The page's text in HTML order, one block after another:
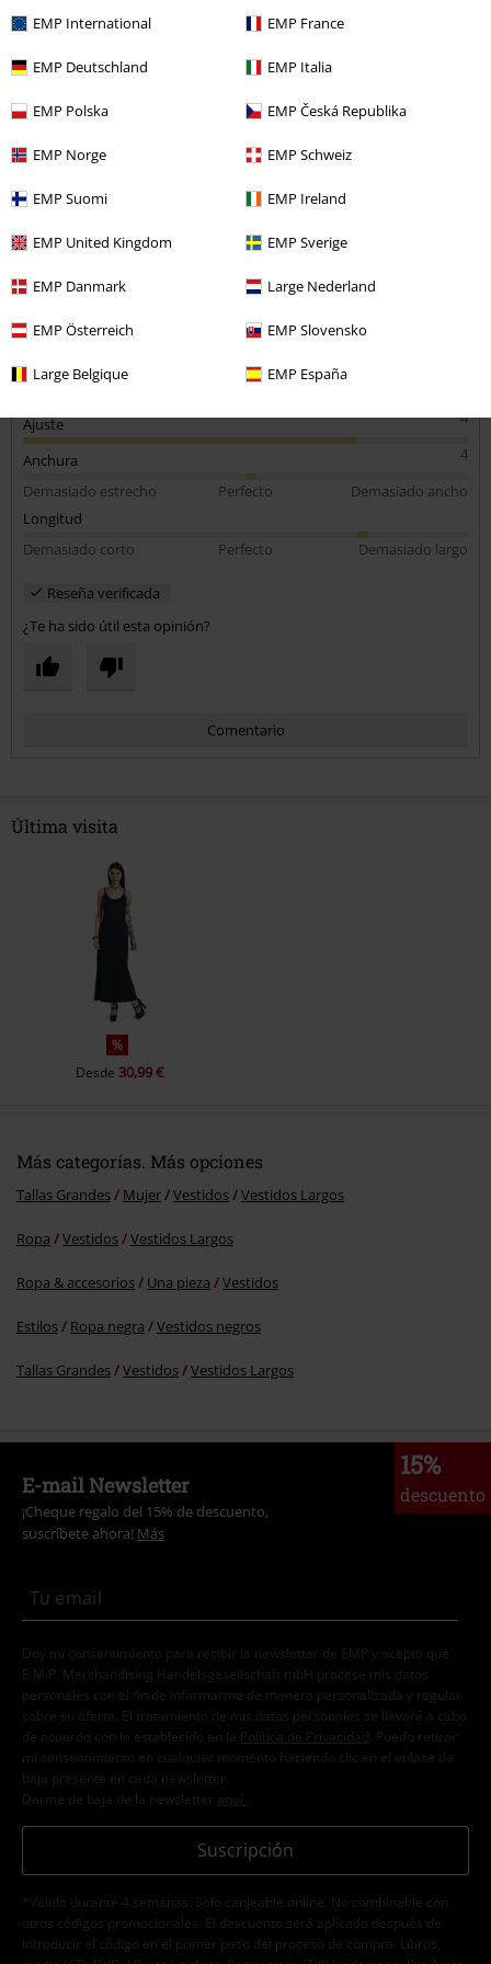
EMP International EMP France
EMP Deutschland EMP Italia
EMP Polska EMP Česká Republika
EMP Norge EMP Schweiz
EMP Suomi EMP Ireland
EMP United Kingdom EMP Sverige
EMP Danmark Large Nederland
EMP Österreich EMP Slovensko
Large Belgique EMP España
Publicado: sábado, 27 julio, 2024
Talla comprada: S
Sencillo
lado.
Diseño
4
Ajuste
4
Anchura
Demasiado estrecho
Perfecto
Demasiado ancho
Longitud
Demasiado corto
Perfecto Demasiado largo
Reseña verificada
¿Te ha sido útil esta opinión?
Comentario
Enviar comentario
Última visita
%
Desde 30,99 €
Más categorías. Más opciones
Tallas Grandes Mujer Vestidos Vestidos Largos
Ropa Vestidos Vestidos Largos
Ropa & accesorios Una pieza Vestidos
Estilos Ropa negra Vestidos negros
Tallas Grandes Vestidos Vestidos Largos
15%
descuento
E-mail Newsletter
¡Cheque regalo del 15% de descuento,
suscríbete ahora! Más
Doy mi consentimiento para recibir la newsletter de EMP y acepto que
E.M.P. Merchandising Handelsgesellschaft mbH procese mis datos
personales con el fin de informarme de manera personalizada y regular
sobre su oferta. El tratamiento de mis datos personales se llevará a cabo
de acuerdo con lo establecido en la
Política de Privacidad . Puedo retirar
mi consentimiento en cualquier momento haciendo clic en el enlace de
baja presente en cada newsletter.
Darme de baja de la newsletter
aquí
Suscripción
*Válido durante 4 semanas. Solo canjeable online. No combinable con
otros códigos promocionales. El descuento será aplicado después de
introducir el código en el primer paso del proceso de compra. Libros,